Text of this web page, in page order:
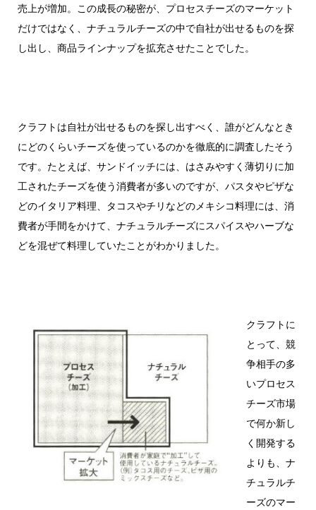
売上が増加。この成長の秘密が、プロセスチーズのマーケット
だけではなく、ナチュラルチーズの中で自社が出せるものを探
し出し、商品ラインナップを拡充させたことでした。
クラフトは自社が出せるものを探し出すべく、誰がどんなとき
にどのくらいチーズを使っているのかを徹底的に調査したそう
です。たとえば、サンドイッチには、はさみやすく薄切りに加
工されたチーズを使う消費者が多いのですが、パスタやピザな
どのイタリア料理、タコスやチリなどのメキシコ料理には、消
費者が手間をかけて、ナチュラルチーズにスパイスやハーブな
どを混ぜて料理していたことがわかりました。
クラフトに
とって、競
争相手の多
いプロセス
チーズ市場
で何か新し
く開発する
よりも、ナ
チュラルチ
ーズのマー